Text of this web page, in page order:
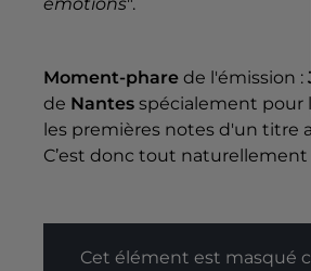
Moment-phare de l'émission :
de Nantes spécialement pour
les premières notes d'un titre
C’est donc tout
Cet élément est masqué